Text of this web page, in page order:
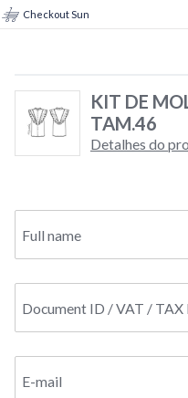
Checkout Sun
KIT DE
TAM.46
Detalhes do
Full name
Document ID / VAT /
E-mail